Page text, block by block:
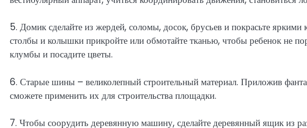
5. Домик сделайте из жердей, соломы, досок, брусьев и покрасьте
столбы и колышки прикройте или обмотайте тканью, чтобы ребенок не
клумбы и посадите цветы.
6. Старые шины – великолепный строительный материал. Приложив
сможете применить их для строительства площадки.
7. Чтобы соорудить деревянную машину, сделайте деревянный ящик из